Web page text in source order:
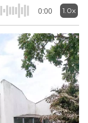
0:00 1.0x